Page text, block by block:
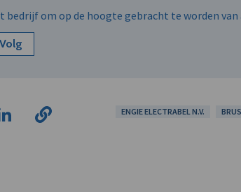
bedrijf om op de hoogte gebracht te worden van
Volg
ENGIE ELECTRABEL N.V.